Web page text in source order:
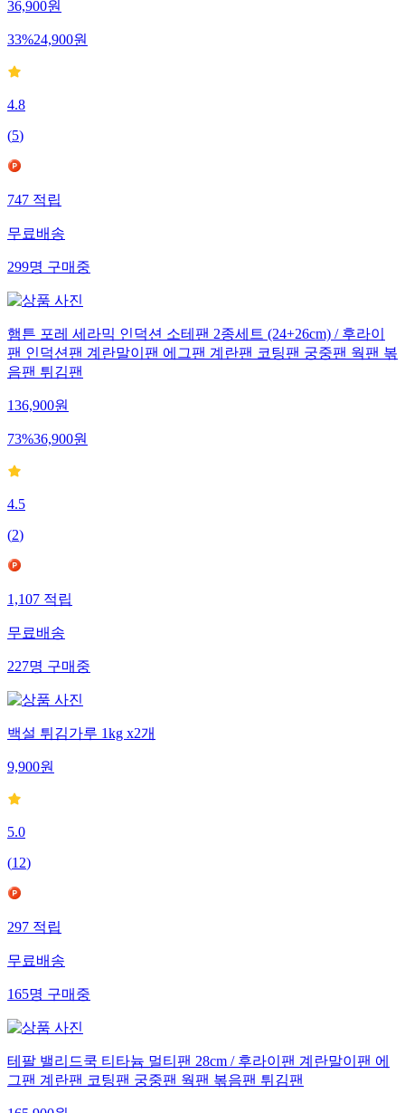
36,900원
33%24,900원
4.8
(5)
747적립
무료배송
299명구매중
햄튼 포레 세라믹 인덕션 소테팬 2종세트 (24+26cm) / 후라이
팬 인덕션팬 계란말이팬 에그팬 계란팬 코팅팬 궁중팬 웍팬 볶
음팬 튀김팬
136,900원
73%36,900원
4.5
(2)
1,107적립
무료배송
227명구매중
백설 튀김가루 1kg x2개
9,900원
5.0
(12)
297적립
무료배송
165명구매중
테팔 밸리드쿡 티타늄 멀티팬 28cm / 후라이팬 계란말이팬 에
그팬 계란팬 코팅팬 궁중팬 웍팬 볶음팬 튀김팬